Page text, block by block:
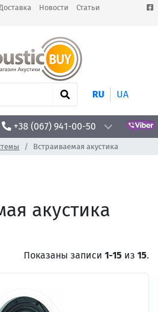
Новости
Статьи
RU UA
+38 (067) 941-00-50
Встраиваемая акустика
акустика
Показаны записи 1-15 из 15.